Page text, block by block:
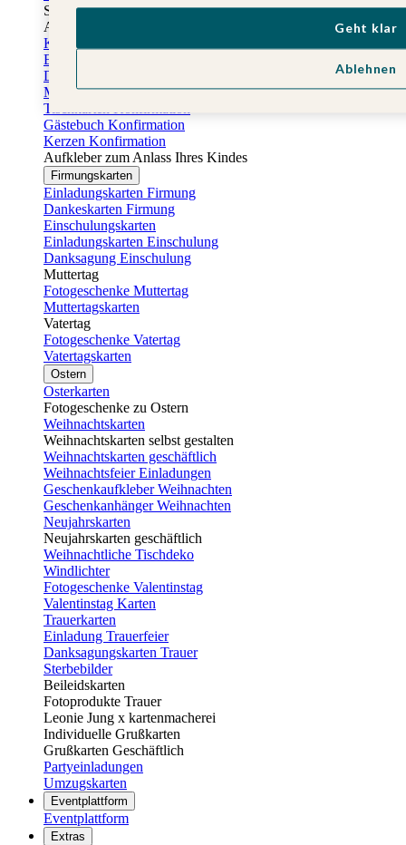
Sticker Taufe
Absenderaufkleber Taufe
Konfirmationskarten
Einladungskarten Konfirmation
Danksagung Konfirmation
Menükarten Konfirmation
Tischkarten Konfirmation
Gästebuch Konfirmation
Kerzen Konfirmation
Aufkleber zum Anlass Ihres Kindes
Firmungskarten
Einladungskarten Firmung
Dankeskarten Firmung
Einschulungskarten
Einladungskarten Einschulung
Danksagung Einschulung
Muttertag
Fotogeschenke Muttertag
Muttertagskarten
Vatertag
Fotogeschenke Vatertag
Vatertagskarten
Ostern
Osterkarten
Fotogeschenke zu Ostern
Weihnachtskarten
Weihnachtskarten selbst gestalten
Weihnachtskarten geschäftlich
Weihnachtsfeier Einladungen
Geschenkaufkleber Weihnachten
Geschenkanhänger Weihnachten
Neujahrskarten
Neujahrskarten geschäftlich
Weihnachtliche Tischdeko
Windlichter
Fotogeschenke Valentinstag
Valentinstag Karten
Trauerkarten
Einladung Trauerfeier
Danksagungskarten Trauer
Sterbebilder
Beileidskarten
Fotoprodukte Trauer
Leonie Jung x kartenmacherei
Individuelle Grußkarten
Grußkarten Geschäftlich
Partyeinladungen
Umzugskarten
Eventplattform
Eventplattform
Extras
Ablehnen
Geht klar